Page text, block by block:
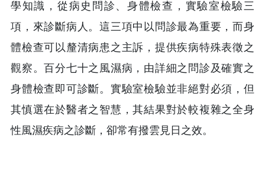
學知識，從病史問診、身體檢查，實驗室檢驗三
項，來診斷病人。這三項中以問診最為重要，而身
體檢查可以釐清病患之主訴，提供疾病特殊表徵之
觀察。百分七十之風濕病，由詳細之問診及確實之
身體檢查即可診斷。實驗室檢驗並非絕對必須，但
其慎選在於醫者之智慧，其結果對於較複雜之全身
性風濕疾病之診斷，卻常有撥雲見日之效。